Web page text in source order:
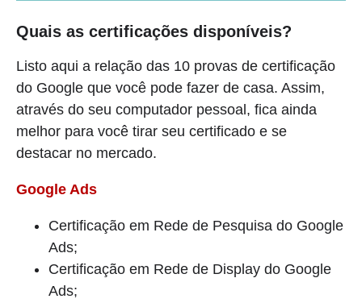
Quais as certificações disponíveis?
Listo aqui a relação das 10 provas de certificação
do Google que você pode fazer de casa. Assim,
através do seu computador pessoal, fica ainda
melhor para você tirar seu certificado e se
destacar no mercado.
Google Ads
Certificação em Rede de Pesquisa do Google
Ads;
Certificação em Rede de Display do Google
Ads;